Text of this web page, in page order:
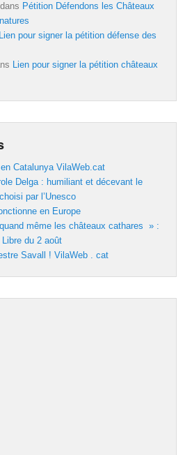
dans Pétition Défendons les Châteaux
Lien pour signer la pétition défense des
Lien pour signer la pétition châteaux
Catalunya VilaWeb.cat
Delga : humiliant et décevant le
par l’Unesco
en Europe
même les châteaux cathares » :
du 2 août
Savall ! VilaWeb . cat